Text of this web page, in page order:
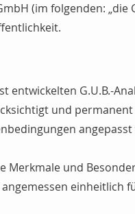
(im folgenden: „die
entwickelten G.U.B.-
und
angepasst
Merkmale und
einheitlich